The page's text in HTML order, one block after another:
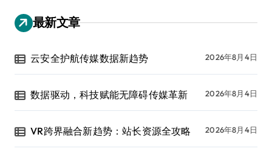
最新文章
云安全护航传媒数据新趋势 2026年8月4日
数据驱动，科技赋能无障碍传媒革新 2026年8月4日
VR跨界融合新趋势：站长资源全攻略 2026年8月4日